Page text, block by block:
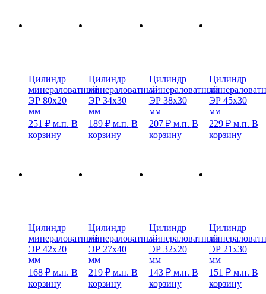
Цилиндр
минераловатный
ЭР 80х20
мм
251 ₽ м.п. В
корзину
Цилиндр
минераловатный
ЭР 34х30
мм
189₽ м.п. В
корзину
Цилиндр
минераловатный
ЭР 38х30
мм
207 ₽ м.п. В
корзину
Цилиндр
ЭР 45х30
мм
229 ₽ м.п. В
корзину
Цилиндр
минераловатный
ЭР 42х20
мм
168 ₽ м.п. В
корзину
Цилиндр
минераловатный
ЭР 27х40
мм
219₽ м.п. В
корзину
Цилиндр
минераловатный
ЭР 32х20
мм
143 ₽ м.п. В
корзину
Цилиндр
ЭР 21х30
мм
151 ₽ м.п. В
корзину